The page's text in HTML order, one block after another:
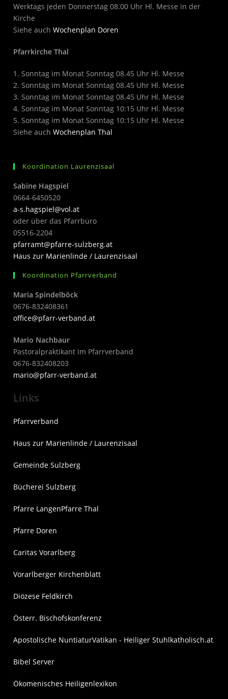
Werktags jeden Donnerstag 08.00 Uhr Hl. Messe in der
Kirche
Siehe auchWochenplan Doren
Pfarrkirche Thal
1. Sonntag im Monat Sonntag 08.45 Uhr Hl. Messe
2. Sonntag im Monat Sonntag 08.45 Uhr Hl. Messe
3. Sonntag im Monat Sonntag 08.45 Uhr Hl. Messe
4. Sonntag im Monat Sonntag 10:15 Uhr Hl. Messe
5. Sonntag im Monat Sonntag 10:15 Uhr Hl. Messe
Siehe auchWochenplan Thal
Koordination Laurenzisaal
Sabine Hagspiel
0664-6450520
a-s.hagspiel@vol.at
oder über das Pfarrbüro
05516-2204
pfarramt@pfarre-sulzberg.at
Haus zur Marienlinde / Laurenzisaal
Koordination Pfarrverband
Maria Spindelböck
0676-832408361
office@pfarr-verband.at
Mario Nachbaur
Pastoralpraktikant im Pfarrverband
0676-832408203
mario@pfarr-verband.at
Links
Pfarrverband
Haus zur Marienlinde / Laurenzisaal
Gemeinde Sulzberg
Bücherei Sulzberg
Pfarre LangenPfarre Thal
Pfarre Doren
Caritas Vorarlberg
Vorarlberger Kirchenblatt
Diözese Feldkirch
Österr. Bischofskonferenz
Apostolische NuntiaturVatikan - Heiliger Stuhlkatholisch.at
Bibel Server
Ökomenisches Heiligenlexikon